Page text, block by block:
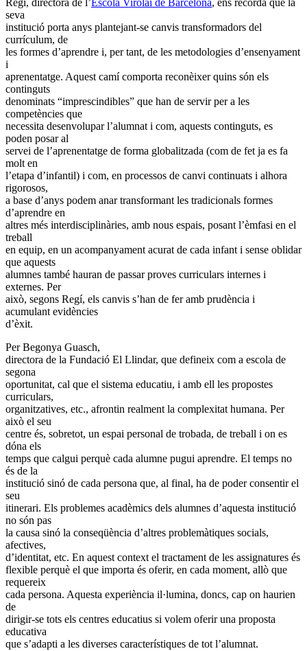
Regí, directora de l’Escola Virolai de Barcelona, ens recordà que la
seva
institució porta anys plantejant-se canvis transformadors del
currículum, de
les formes d’aprendre i, per tant, de les metodologies d’ensenyament
i
aprenentatge. Aquest camí comporta reconèixer quins són els
continguts
denominats “imprescindibles” que han de servir per a les
competències que
necessita desenvolupar l’alumnat i com, aquests continguts, es
poden posar al
servei de l’aprenentatge de forma globalitzada (com de fet ja es fa
molt en
l’etapa d’infantil) i com, en processos de canvi continuats i alhora
rigorosos,
a base d’anys podem anar transformant les tradicionals formes
d’aprendre en
altres més interdisciplinàries, amb nous espais, posant l’èmfasi en el
treball
en equip, en un acompanyament acurat de cada infant i sense oblidar
que aquests
alumnes també hauran de passar proves curriculars internes i
externes. Per
això, segons Regí, els canvis s’han de fer amb prudència i
acumulant evidències
d’èxit.
Per Begonya Guasch,
directora de la Fundació El Llindar, que defineix com a escola de
segona
oportunitat, cal que el sistema educatiu, i amb ell les propostes
curriculars,
organitzatives, etc., afrontin realment la complexitat humana. Per
això el seu
centre és, sobretot, un espai personal de trobada, de treball i on es
dóna els
temps que calgui perquè cada alumne pugui aprendre. El temps no
és de la
institució sinó de cada persona que, al final, ha de poder consentir el
seu
itinerari. Els problemes acadèmics dels alumnes d’aquesta institució
no són pas
la causa sinó la conseqüència d’altres problemàtiques socials,
afectives,
d’identitat, etc. En aquest context el tractament de les assignatures és
flexible perquè el que importa és oferir, en cada moment, allò que
requereix
cada persona. Aquesta experiència il·lumina, doncs, cap on haurien
de
dirigir-se tots els centres educatius si volem oferir una proposta
educativa
que s’adapti a les diverses característiques de tot l’alumnat.